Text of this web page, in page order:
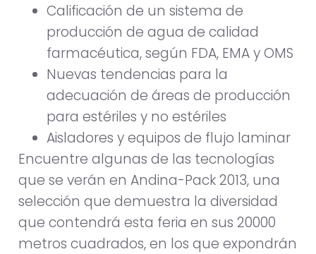
Calificación de un sistema de
producción de agua de calidad
farmacéutica, según FDA, EMA y OMS
Nuevas tendencias para la
adecuación de áreas de producción
para estériles y no estériles
Aisladores y equipos de flujo laminar
Encuentre algunas de las tecnologías
que se verán en Andina-Pack 2013, una
selección que demuestra la diversidad
que contendrá esta feria en sus 20000
metros cuadrados, en los que expondrán